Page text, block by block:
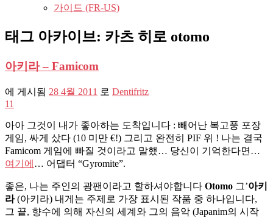
가이드 (FR-US)
태그 아카이브: 카츠 히로 otomo
아키라 – Famicom
에 게시됨 28 4월 2011 로 Dentifritz
11
아아 그것이 내가 좋아하는 도착입니다 : 빼어난 복고풍 포장
게임, 싸게 샀다 (10 미만 €!) 그리고 완전히 PIF 위 ! 나는 결국
Famicom 게임에 빠질 것이라고 말했… 당신이 기억한다면…
여기에 … 어댑터 “Gyromite”.
좋은, 나는 주인의 광팬이라고 할하셔야합니다 Otomo 그’아키
라(아키라) 내게는 주제로 가장 표시된 작품 중 하나입니다,
그 끝, 향수에 의해 자신의 세계와 그의 음악 (Japanim의 시작